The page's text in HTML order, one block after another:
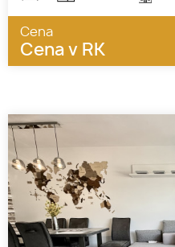
Cena
Cena v RK